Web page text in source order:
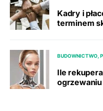
Kadry i
terminem
BUDOWNICTWO,
Ile
ogrzewaniu